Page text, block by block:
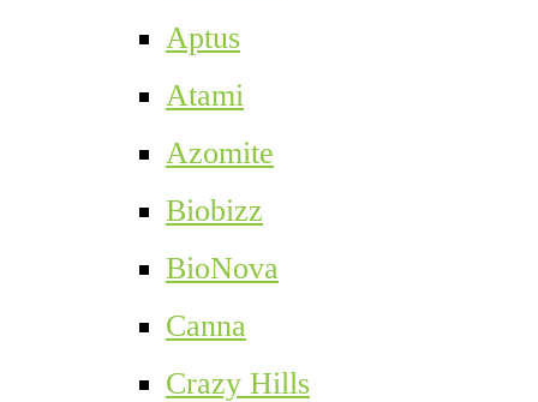
Aptus
Atami
Azomite
Biobizz
BioNova
Canna
Crazy Hills